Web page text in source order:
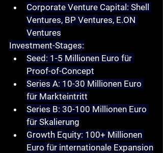
Corporate Venture Capital: Shell
Ventures, BP Ventures, E.ON
Ventures
Investment-Stages:
Seed: 1-5 Millionen Euro für
Proof-of-Concept
Series A: 10-30 Millionen Euro
für Markteintritt
Series B: 30-100 Millionen Euro
für Skalierung
Growth Equity: 100+ Millionen
Euro für internationale Expansion